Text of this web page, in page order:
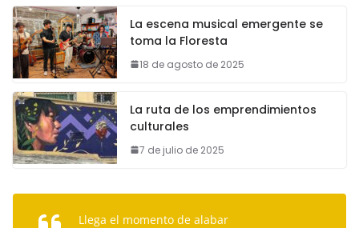
La escena musical emergente se
toma la Floresta
18 de agosto de 2025
La ruta de los emprendimientos
culturales
7 de julio de 2025
Llega el momento de alabar